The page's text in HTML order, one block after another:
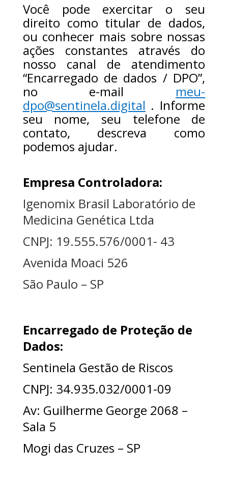
Você pode exercitar o seu
direito como titular de dados,
ou conhecer mais sobre nossas
ações constantes através do
nosso canal de atendimento
“Encarregado de dados / DPO”,
no e-mail meu-
dpo@sentinela.digital . Informe
seu nome, seu telefone de
contato, descreva como
podemos ajudar.
Empresa Controladora:
Igenomix Brasil Laboratório de
Medicina Genética Ltda
CNPJ: 19.555.576/0001- 43
Avenida Moaci 526
São Paulo – SP
Encarregado de Proteção de
Dados:
Sentinela Gestão de Riscos
CNPJ: 34.935.032/0001-09
Av: Guilherme George 2068 –
Sala 5
Mogi das Cruzes – SP